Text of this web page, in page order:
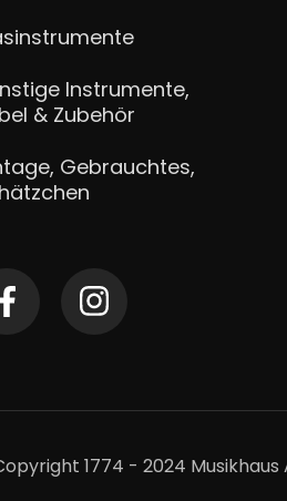
Instrumente,
& Zubehör
Gebrauchtes,
1774 - 2024 Musikhaus